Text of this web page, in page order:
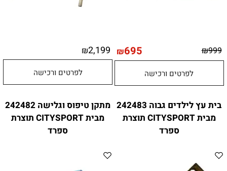
₪999
₪695
לפרטים ורכישה
₪2,199
לפרטים ורכישה
בית עץ לילדים גבוה 242483
מבית CITYSPORT תוצרת
ספרד
מתקן טיפוס וגלישה 242482
מבית CITYSPORT תוצרת
ספרד